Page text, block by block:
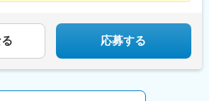
薬メーカーのプロジェクトに配属される『コン
プロジェクトが豊富にあり、成長機会が広がり
応募する